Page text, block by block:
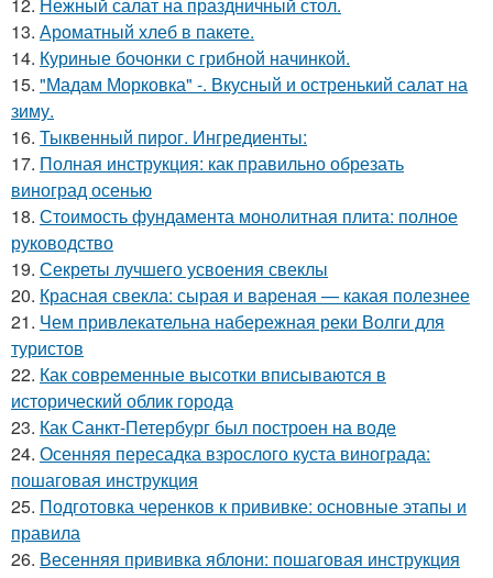
13. Ароматный хлеб в пакете.
14. Куриные бочонки с грибной начинкой.
15. "Мадам Морковка" -. Вкусный и остренький салат на
зиму.
16. Тыквенный пирог. Ингредиенты:
17. Полная инструкция: как правильно обрезать
виноград осенью
18. Стоимость фундамента монолитная плита: полное
руководство
19. Секреты лучшего усвоения свеклы
20. Красная свекла: сырая и вареная — какая полезнее
21. Чем привлекательна набережная реки Волги для
туристов
22. Как современные высотки вписываются в
исторический облик города
23. Как Санкт-Петербург был построен на воде
24. Осенняя пересадка взрослого куста винограда:
пошаговая инструкция
25. Подготовка черенков к прививке: основные этапы и
правила
26. Весенняя прививка яблони: пошаговая инструкция